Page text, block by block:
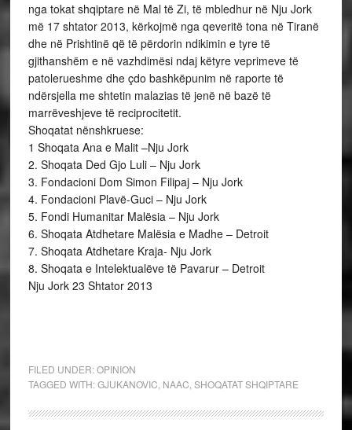
nga tokat shqiptare në Mal të Zi, të mbledhur në Nju Jork
më 17 shtator 2013, kërkojmë nga qeveritë tona në Tiranë
dhe në Prishtinë që të përdorin ndikimin e tyre të
gjithanshëm e në vazhdimësi ndaj këtyre veprimeve të
patolerueshme dhe çdo bashkëpunim në raporte të
ndërsjella me shtetin malazias të jenë në bazë të
marrëveshjeve të reciprocitetit.
Shoqatat nënshkruese:
1 Shoqata Ana e Malit –Nju Jork
2. Shoqata Ded Gjo Luli – Nju Jork
3. Fondacioni Dom Simon Filipaj – Nju Jork
4. Fondacioni Plavë-Guci – Nju Jork
5. Fondi Humanitar Malësia – Nju Jork
6. Shoqata Atdhetare Malësia e Madhe – Detroit
7. Shoqata Atdhetare Kraja- Nju Jork
8. Shoqata e Intelektualëve të Pavarur – Detroit
Nju Jork 23 Shtator 2013
FILED UNDER:OPINION
TAGGED WITH:GJUKANOVIC NAAC SHOQATAT SHQIPTARE